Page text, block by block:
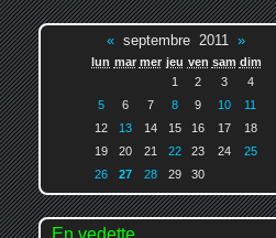
« septembre 2011 »
lun mar mer jeu ven sam dim
1
2 3
4
5
6 7 8 9 10
11
12
13 14 15 16 17
18
19
20 21 22 23 24
25
26
27 28 29 30